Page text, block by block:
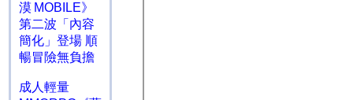
漠 MOBILE》
第二波「內容
簡化」登場 順
暢冒險無負擔
成人輕量